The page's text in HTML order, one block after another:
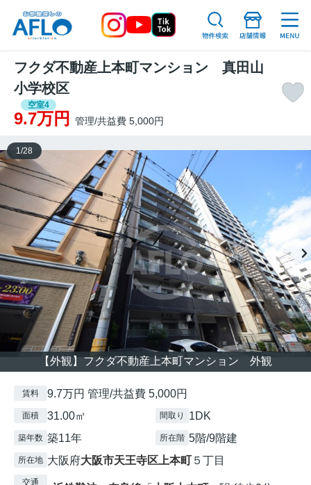
フクダ不動産上本町マンション 真田山
小学校区
空室4
9.7万円 管理/共益費 5,000円
【外観】フクダ不動産上本町マンション 外観
1 /28
賃料 9.7万円 管理/共益費 5,000円
面積 31.00㎡ 間取り 1DK
築年数 築11年 所在階 5階/9階建
所在地 大阪府大阪市天王寺区 上本町 ５丁目
交通